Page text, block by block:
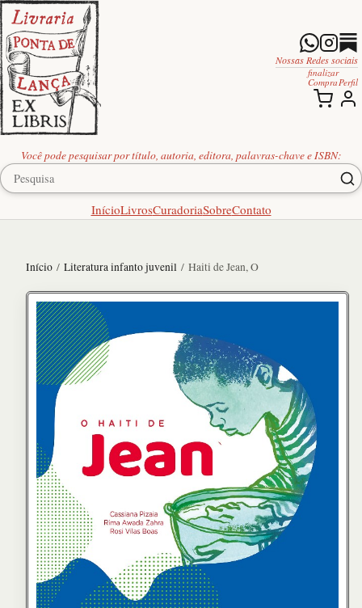
Você pode pesquisar por título, autoria, editora, palavras-chave e ISBN:
InícioLivrosCuradoriaSobreContato
Nossas Redes sociais
finalizar
Compra Perfil
Início / Literatura infanto juvenil / Haiti de Jean, O